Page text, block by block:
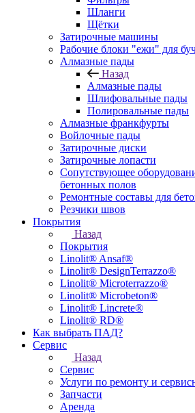
Шланги
Щётки
Затирочные машины
Рабочие блоки "ежи" для
Алмазные пады
Назад
Алмазные пады
Шлифовальные пады
Полировальные пады
Алмазные франкфурты
Войлочные пады
Затирочные диски
Затирочные лопасти
Сопутствующее
бетонных полов
Ремонтные составы для
Резчики швов
Покрытия
Назад
Покрытия
Linolit® Ansaf®
Linolit® DesignTerrazzo®
Linolit® Microterrazzo®
Linolit® Microbeton®
Linolit® Lincrete®
Linolit® RD®
Как выбрать ПАД?
Сервис
Назад
Сервис
Услуги по ремонту и
Запчасти
Аренда